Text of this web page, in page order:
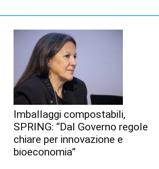
Imballaggi compostabili,
SPRING: “Dal Governo regole
chiare per innovazione e
bioeconomia”